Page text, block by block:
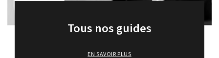
Tous nos guides
EN SAVOIR PLUS